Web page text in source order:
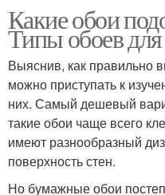
Какие обои
Типы обоев
Выяснив, как правильно
можно приступать к
них. Самый дешевый
такие обои чаще всего
имеют разнообразный
поверхность стен.
Но бумажные обои